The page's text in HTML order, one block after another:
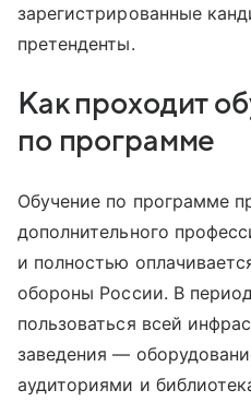
зарегистрированные
претенденты.
Как проходит
по программе
Обучение по программе
дополнительного
и полностью
обороны России. В
пользоваться всей
заведения —
аудиториями и